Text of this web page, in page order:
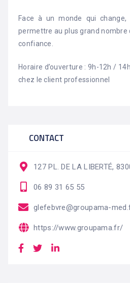
Face à un monde qui
permettre au plus grand nombre
confiance.
Horaire d’ouverture : 9h-12h /
chez le client professionnel
CONTACT
127 PL. DE LA LIBERTÉ,
06 89 31 65 55
glefebvre@groupama-
https://www.groupama.fr/